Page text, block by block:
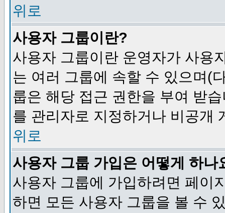
위로
사용자 그룹이란?
사용자 그룹이란 운영자가 사용
는 여러 그룹에 속할 수 있으며(
룹은 해당 접근 권한을 부여 받
를 관리자로 지정하거나 비공개
위로
사용자 그룹 가입은 어떻게 하나
사용자 그룹에 가입하려면 페이
하면 모든 사용자 그룹을 볼 수